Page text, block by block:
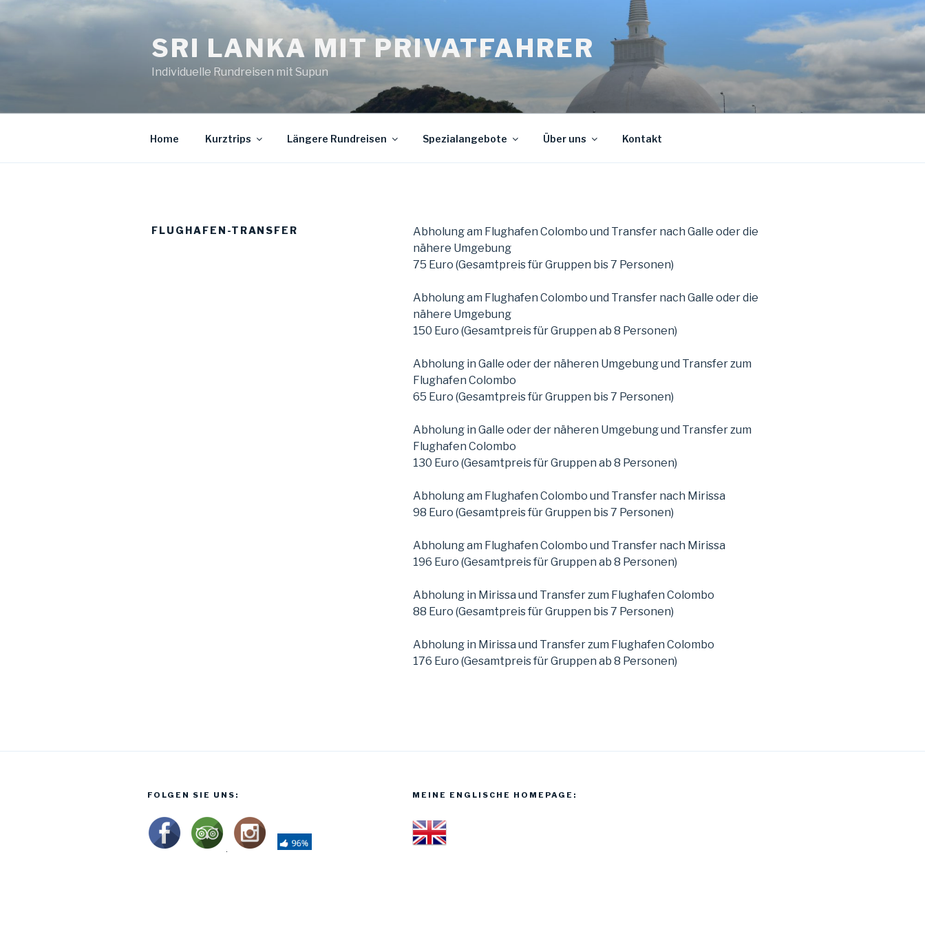
Inhalt
springen
SRI LANKA MIT PRIVATFAHRER
Individuelle Rundreisen mit Supun
Home Kurztrips Längere Rundreisen Spezialangebote Über uns Kontakt
FLUGHAFEN-TRANSFER
Abholung am Flughafen Colombo und Transfer nach Galle oder die
nähere Umgebung
75 Euro (Gesamtpreis für Gruppen bis 7 Personen)
Abholung am Flughafen Colombo und Transfer nach Galle oder die
nähere Umgebung
150 Euro (Gesamtpreis für Gruppen ab 8 Personen)
Abholung in Galle oder der näheren Umgebung und Transfer zum
Flughafen Colombo
65 Euro (Gesamtpreis für Gruppen bis 7 Personen)
Abholung in Galle oder der näheren Umgebung und Transfer zum
Flughafen Colombo
130 Euro (Gesamtpreis für Gruppen ab 8 Personen)
Abholung am Flughafen Colombo und Transfer nach Mirissa
98 Euro (Gesamtpreis für Gruppen bis 7 Personen)
Abholung am Flughafen Colombo und Transfer nach Mirissa
196 Euro (Gesamtpreis für Gruppen ab 8 Personen)
Abholung in Mirissa und Transfer zum Flughafen Colombo
88 Euro (Gesamtpreis für Gruppen bis 7 Personen)
Abholung in Mirissa und Transfer zum Flughafen Colombo
176 Euro (Gesamtpreis für Gruppen ab 8 Personen)
FOLGEN SIE UNS: MEINE ENGLISCHE HOMEPAGE: